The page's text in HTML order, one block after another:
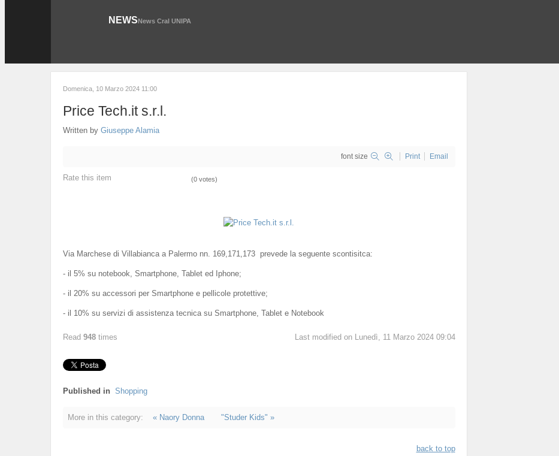
NEWSNews Cral UNIPA
Domenica, 10 Marzo 2024 11:00
Price Tech.it s.r.l.
Written by Giuseppe Alamia
font size Print Email
Rate this item (0 votes)
Via Marchese di Villabianca a Palermo nn. 169,171,173 prevede la seguente scontisitca:
- il 5% su notebook, Smartphone, Tablet ed Iphone;
- il 20% su accessori per Smartphone e pellicole protettive;
- il 10% su servizi di assistenza tecnica su Smartphone, Tablet e Notebook
Read 948times Last modified on Lunedì, 11 Marzo 2024 09:04
Published in Shopping
More in this category: « Naory Donna "Studer Kids" »
back to top